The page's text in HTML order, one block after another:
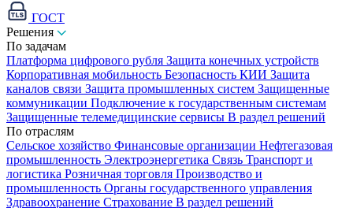
ГОСТ
Решения
По задачам
Платформа цифрового рубля Защита конечных устройств
Корпоративная мобильность Безопасность КИИ Защита
каналов связи Защита промышленных систем Защищенные
коммуникации Подключение к государственным системам
Защищенные телемедицинские сервисы В раздел решений
По отраслям
Сельское хозяйство Финансовые организации Нефтегазовая
промышленность Электроэнергетика Связь Транспорт и
логистика Розничная торговля Производство и
промышленность Органы государственного управления
Здравоохранение Страхование В раздел решений